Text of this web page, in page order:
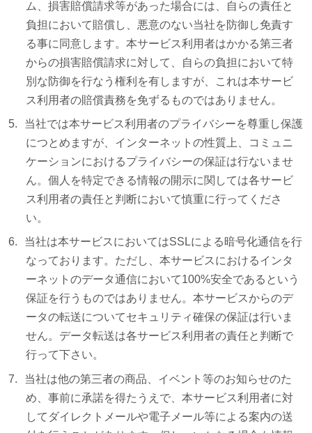
ム、損害賠償請求等があった場合には、自らの責任と
負担において賠償し、悪意のない当社を防御し免責す
る事に同意します。本サービス利用者はかかる第三者
からの損害賠償請求に対して、自らの負担において特
別な防御を行なう権利を有しますが、これは本サービ
ス利用者の賠償責務を免ずるものではありません。
当社では本サービス利用者のプライバシーを尊重し保護
につとめますが、インターネットの性質上、コミュニ
ケーションにおけるプライバシーの保証は行ないませ
ん。個人を特定できる情報の開示に関しては各サービ
ス利用者の責任と判断において慎重に行ってくださ
い。
当社は本サービスにおいてはSSLによる暗号化通信を行
なっております。ただし、本サービスにおけるインタ
ーネットのデータ通信において100%安全であるという
保証を行うものではありません。本サービスからのデ
ータの転送についてセキュリティ確保の保証は行いま
せん。データ転送は各サービス利用者の責任と判断で
行って下さい。
当社は他の第三者の商品、イベント等のお知らせのた
め、事前に承諾を得たうえで、本サービス利用者に対
してダイレクトメールや電子メール等による案内の送